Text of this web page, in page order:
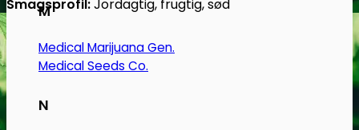
M
Medical Marijuana Gen.
Medical Seeds Co.
N
Smagsprofil:Jordagtig, frugtig, sød